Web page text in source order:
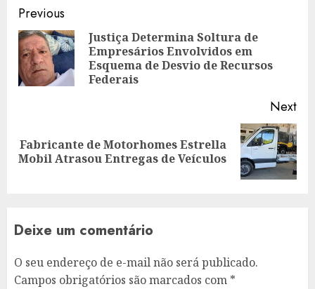
Continue
Reading
Previous
Justiça Determina Soltura de
Empresários Envolvidos em
Esquema de Desvio de Recursos
Federais
Next
Next
post:
Fabricante de Motorhomes Estrella
Mobil Atrasou Entregas de Veículos
Deixe um comentário
O seu endereço de e-mail não será publicado.
Campos obrigatórios são marcados com *